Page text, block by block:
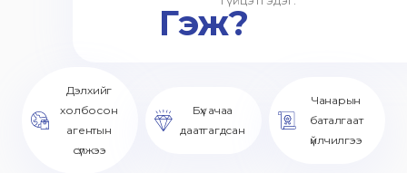
Гэж?
Дэлхийг
холбосон
агентын
сүлжээ
Бүх ачаа
даатгагдсан
Чанарын
баталгаат
үйлчилгээ